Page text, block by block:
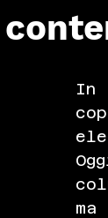
e cura di
per tuttiIn